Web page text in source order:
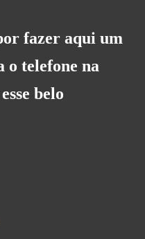
fazer aqui um
o telefone na
belo